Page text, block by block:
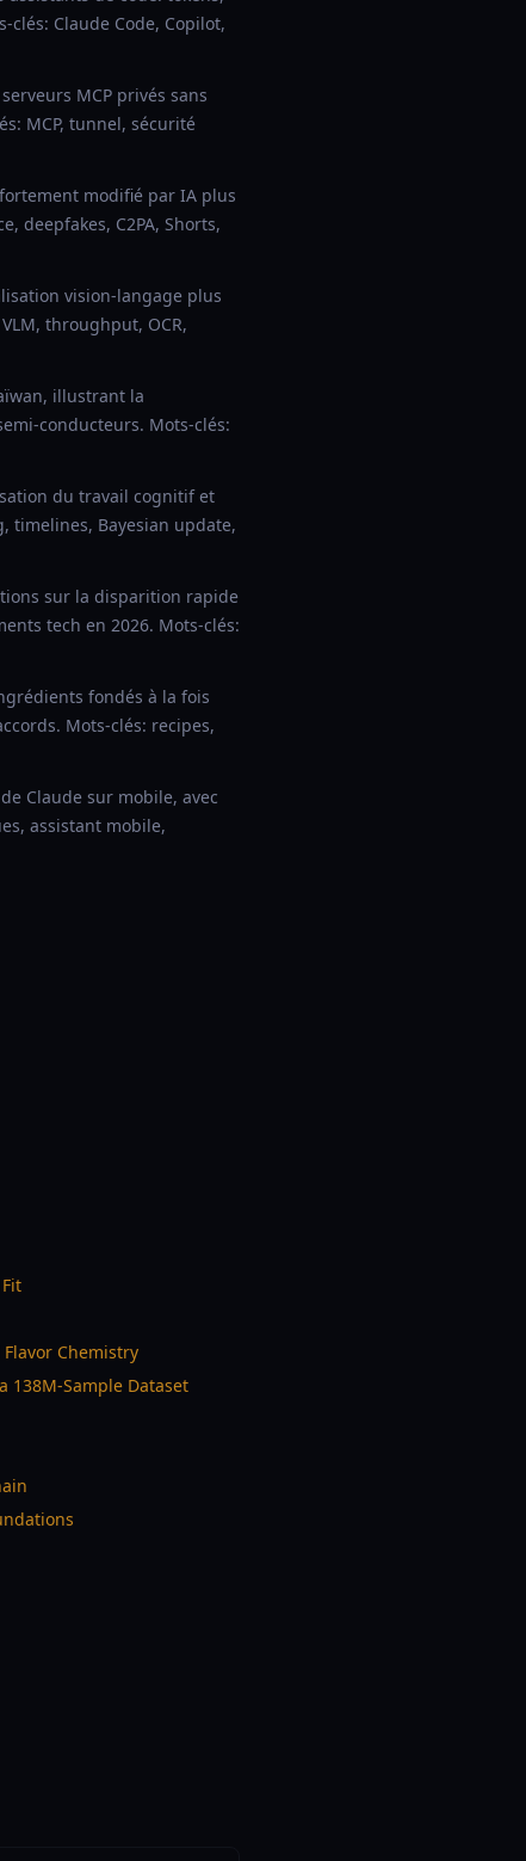
Claude Code, Copilot,
MCP privés sans
MCP, tunnel, sécurité
modifié par IA plus
deepfakes, C2PA, Shorts,
vision-langage plus
throughput, OCR,
illustrant la
conducteurs. Mots-clés:
du travail cognitif et
timelines, Bayesian update,
sur la disparition rapide
tech en 2026. Mots-clés:
fondés à la fois
Mots-clés: recipes,
Claude sur mobile, avec
assistant mobile,
Chemistry
138M-Sample Dataset